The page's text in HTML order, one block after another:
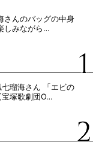
さんのバッグの中身
しみながら…
瑠海さん 「エビの
宝塚歌劇団O…